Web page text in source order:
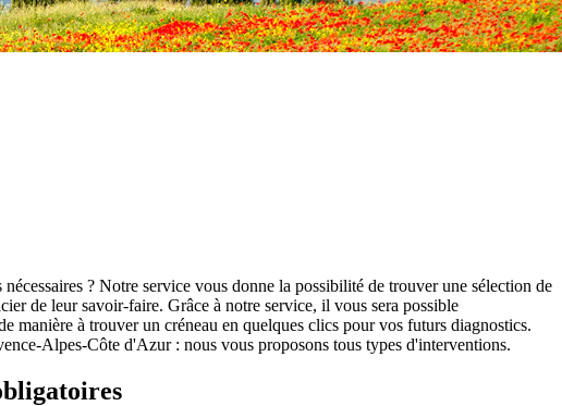
? Notre service vous donne la possibilité de trouver une sélection de
de leur savoir-faire. Grâce à notre service, il vous sera possible
manière à trouver un créneau en quelques clics pour vos futurs diagnostics.
Alpes-Côte d'Azur : nous vous proposons tous types d'interventions.